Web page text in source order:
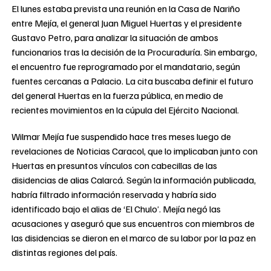
El lunes estaba prevista una reunión en la Casa de Nariño
entre Mejía, el general Juan Miguel Huertas y el presidente
Gustavo Petro, para analizar la situación de ambos
funcionarios tras la decisión de la Procuraduría. Sin embargo,
el encuentro fue reprogramado por el mandatario, según
fuentes cercanas a Palacio. La cita buscaba definir el futuro
del general Huertas en la fuerza pública, en medio de
recientes movimientos en la cúpula del Ejército Nacional.
Wilmar Mejía fue suspendido hace tres meses luego de
revelaciones de Noticias Caracol, que lo implicaban junto con
Huertas en presuntos vínculos con cabecillas de las
disidencias de alias Calarcá. Según la información publicada,
habría filtrado información reservada y habría sido
identificado bajo el alias de ‘El Chulo’. Mejía negó las
acusaciones y aseguró que sus encuentros con miembros de
las disidencias se dieron en el marco de su labor por la paz en
distintas regiones del país.